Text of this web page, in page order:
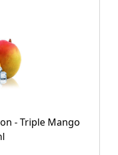
- Triple Mango